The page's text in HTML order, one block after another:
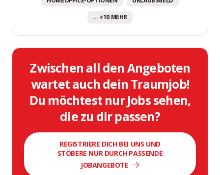
... +10 MEHR
Zwischen all den Angeboten
wartet auch dein Traumjob!
Du möchtest nur Jobs sehen,
die zu dir passen?
REGISTRIERE DICH BEI UNS UND
STÖBERE NUR DURCH PASSENDE
JOBANGEBOTE